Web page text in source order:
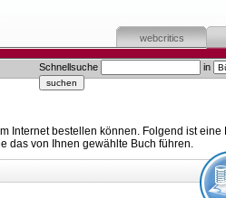
webcritics
Schnellsuche in
Internet bestellen können. Folgend ist eine
das von Ihnen gewählte Buch führen.